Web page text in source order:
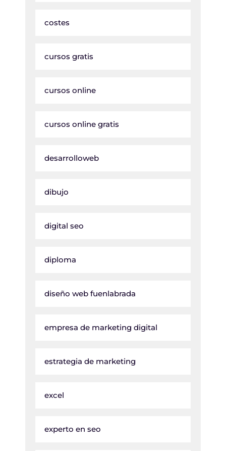
costes
cursos gratis
cursos online
cursos online gratis
desarrolloweb
dibujo
digital seo
diploma
diseño web fuenlabrada
empresa de marketing digital
estrategia de marketing
excel
experto en seo